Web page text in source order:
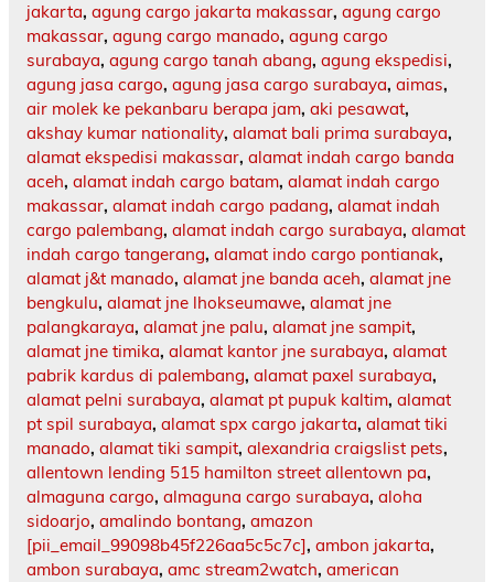
jakarta, agung cargo jakarta makassar, agung cargo
makassar, agung cargo manado, agung cargo
surabaya, agung cargo tanah abang, agung ekspedisi,
agung jasa cargo, agung jasa cargo surabaya, aimas,
air molek ke pekanbaru berapa jam, aki pesawat,
akshay kumar nationality, alamat bali prima surabaya,
alamat ekspedisi makassar, alamat indah cargo banda
aceh, alamat indah cargo batam, alamat indah cargo
makassar, alamat indah cargo padang, alamat indah
cargo palembang, alamat indah cargo surabaya, alamat
indah cargo tangerang, alamat indo cargo pontianak,
alamat j&t manado, alamat jne banda aceh, alamat jne
bengkulu, alamat jne lhokseumawe, alamat jne
palangkaraya, alamat jne palu, alamat jne sampit,
alamat jne timika, alamat kantor jne surabaya, alamat
pabrik kardus di palembang, alamat paxel surabaya,
alamat pelni surabaya, alamat pt pupuk kaltim, alamat
pt spil surabaya, alamat spx cargo jakarta, alamat tiki
manado, alamat tiki sampit, alexandria craigslist pets,
allentown lending 515 hamilton street allentown pa,
almaguna cargo, almaguna cargo surabaya, aloha
sidoarjo, amalindo bontang, amazon
[pii_email_99098b45f226aa5c5c7c], ambon jakarta,
ambon surabaya, amc stream2watch, american